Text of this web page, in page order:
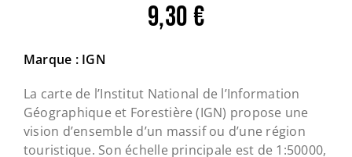
9,30€
Marque : IGN
La carte de l’Institut National de l’Information
Géographique et Forestière (IGN) propose une
vision d’ensemble d’un massif ou d’une région
touristique. Son échelle principale est de 1:50000,